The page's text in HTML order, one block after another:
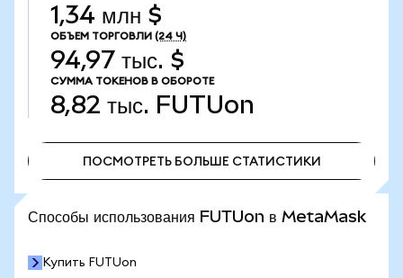
1,34 млн $
ОБЪЕМ ТОРГОВЛИ (24 Ч)
94,97 тыс. $
СУММА ТОКЕНОВ В ОБОРОТЕ
8,82 тыс. FUTUon
ПОСМОТРЕТЬ БОЛЬШЕ СТАТИСТИКИ
Способы использования FUTUon в MetaMask
Купить FUTUon